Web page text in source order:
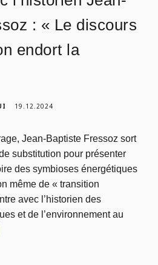
: « Le discours
endort la
19.12.2024
Jean-Baptiste Fressoz sort
substitution pour présenter
des symbioses énergétiques
même de « transition
avec l’historien des
et de l’environnement au